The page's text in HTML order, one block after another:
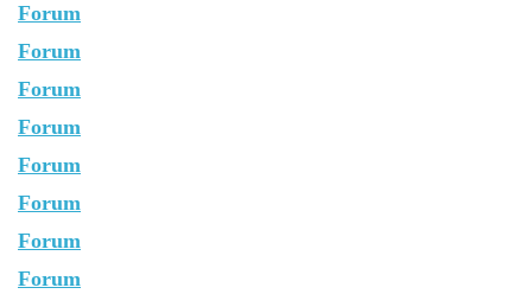
Forum
Forum
Forum
Forum
Forum
Forum
Forum
Forum